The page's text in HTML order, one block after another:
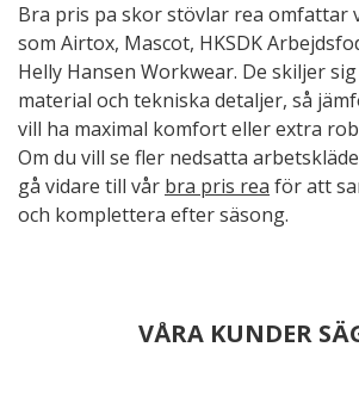
Bra pris pa skor stövlar rea omfattar
som Airtox, Mascot, HKSDK
Helly Hansen Workwear. De skiljer
material och tekniska detaljer, så
vill ha maximal komfort eller extra
Om du vill se fler nedsatta
gå vidare till vår bra pris rea för att
och komplettera efter säsong.
VÅRA KUNDER